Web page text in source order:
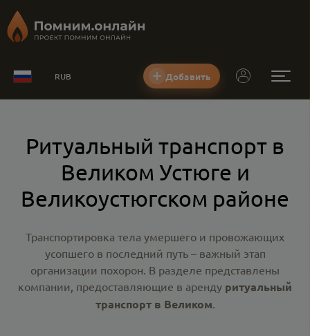
RUB Добавить
Ритуальный транспорт в
Великом Устюге и
Великоустюгском районе
Транспортировка тела умершего и провожающих
усопшего в последний путь – важный этап
организации похорон. В разделе представлены
компании, предоставляющие в аренду ритуальный
транспорт в Великом.